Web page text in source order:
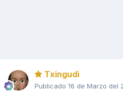
Txingudi
Publicado 16 de Marzo del